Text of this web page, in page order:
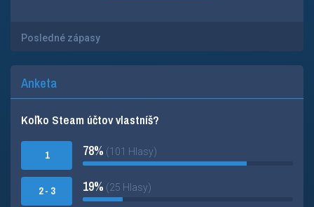
Posledné zápasy
Anketa
Koľko Steam účtov vlastníš?
1
2 - 3
78% (101 Hlasy)
19% (25 Hlasy)